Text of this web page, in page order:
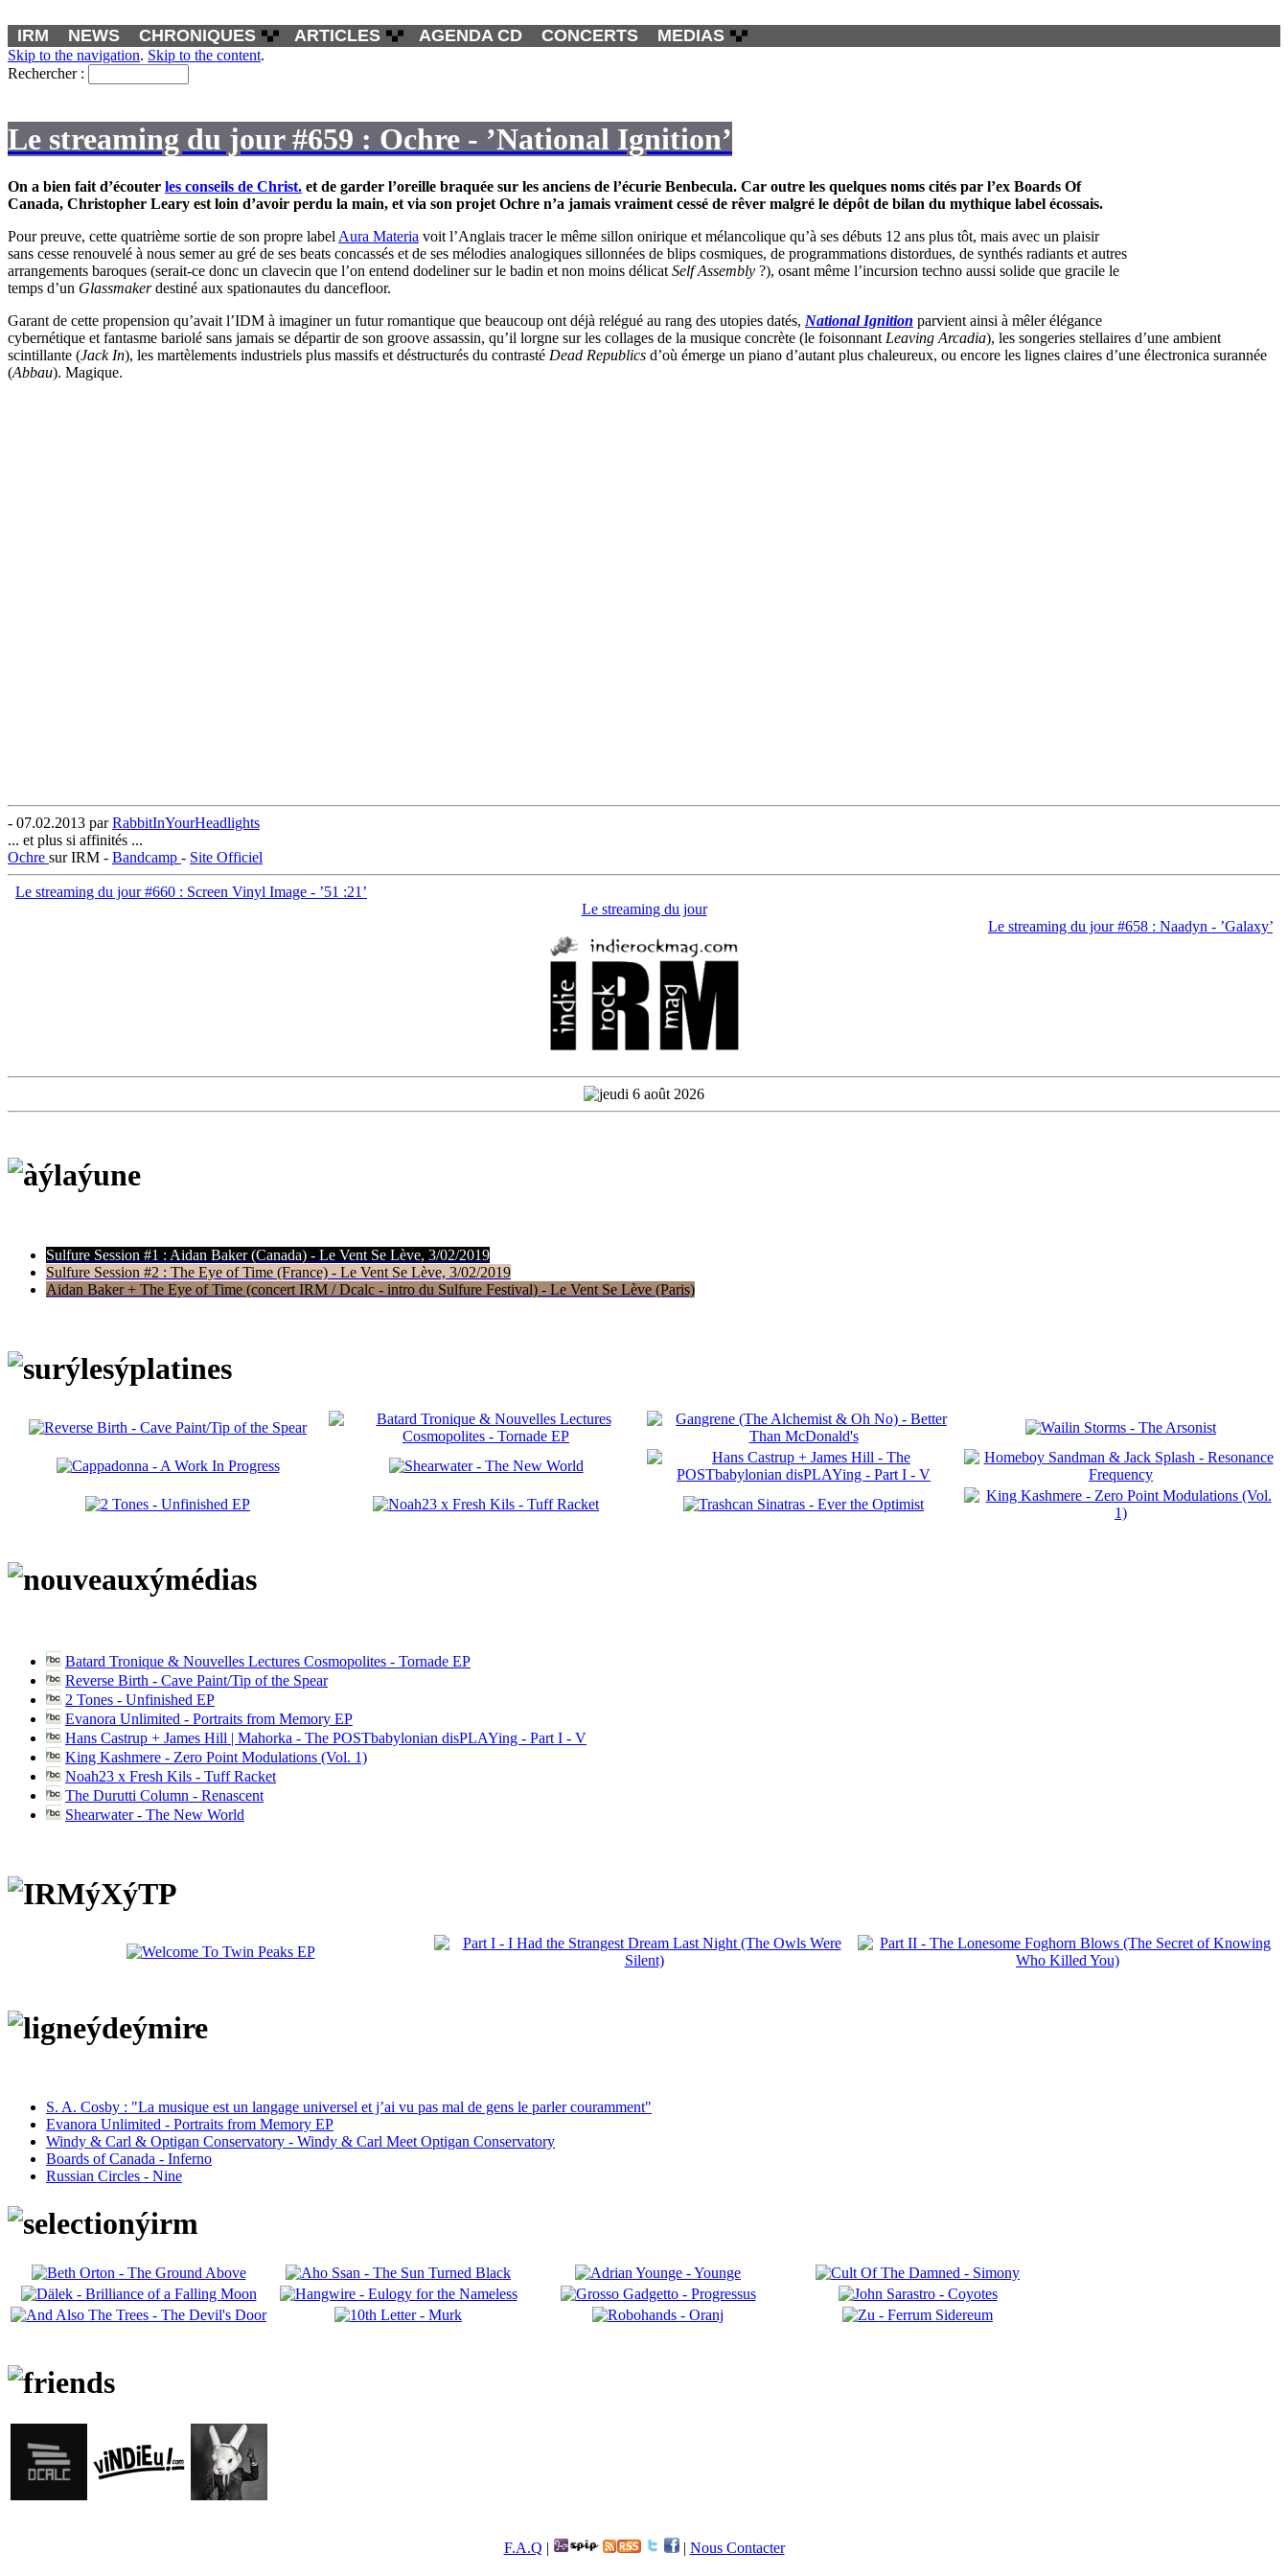
IRM NEWS CHRONIQUES ARTICLES AGENDA CD CONCERTS MEDIAS
Skip to the navigation. Skip to the content.
Rechercher :
Le streaming du jour #659 : Ochre - ’National Ignition’
On a bien fait d’écouter les conseils de Christ. et de garder l’oreille braquée sur les anciens de l’écurie Benbecula. Car outre les quelques noms cités par l’ex Boards Of
Canada, Christopher Leary est loin d’avoir perdu la main, et via son projet Ochre n’a jamais vraiment cessé de rêver malgré le dépôt de bilan du mythique label écossais.
Pour preuve, cette quatrième sortie de son propre label Aura Materia voit l’Anglais tracer le même sillon onirique et mélancolique qu’à ses débuts 12 ans plus tôt, mais avec un plaisir
sans cesse renouvelé à nous semer au gré de ses beats concassés et de ses mélodies analogiques sillonnées de blips cosmiques, de programmations distordues, de synthés radiants et autres
arrangements baroques (serait-ce donc un clavecin que l’on entend dodeliner sur le badin et non moins délicat Self Assembly ?), osant même l’incursion techno aussi solide que gracile le
temps d’un Glassmakerdestiné aux spationautes du dancefloor.
Garant de cette propension qu’avait l’IDM à imaginer un futur romantique que beaucoup ont déjà relégué au rang des utopies datés, National Ignition parvient ainsi à mêler élégance
cybernétique et fantasme bariolé sans jamais se départir de son groove assassin, qu’il lorgne sur les collages de la musique concrète (le foisonnant Leaving Arcadia), les songeries stellaires d’une ambient
scintillante (Jack In), les martèlements industriels plus massifs et déstructurés du contrasté Dead Republics d’où émerge un piano d’autant plus chaleureux, ou encore les lignes claires d’une électronica surannée
(Abbau). Magique.
- 07.02.2013 parRabbitInYourHeadlights
... et plus si affinités ...
Ochre sur IRM - Bandcamp - Site Officiel
Le streaming du jour #660 : Screen Vinyl Image - ’51​ :​21’
Le streaming du jour
Le streaming du jour #658 : Naadyn - ’Galaxy’
Sulfure Session #1 : Aidan Baker (Canada) - Le Vent Se Lève, 3/02/2019
Sulfure Session #2 : The Eye of Time (France) - Le Vent Se Lève, 3/02/2019
Aidan Baker + The Eye of Time (concert IRM / Dcalc - intro du Sulfure Festival) - Le Vent Se Lève (Paris)
Batard Tronique & Nouvelles Lectures Cosmopolites - Tornade EP
Reverse Birth - Cave Paint/Tip of the Spear
2 Tones - Unfinished EP
Evanora Unlimited - Portraits from Memory EP
Hans Castrup + James Hill | Mahorka - The POSTbabylonian disPLAYing - Part I - V
King Kashmere - Zero Point Modulations (Vol. 1)
Noah23 x Fresh Kils - Tuff Racket
The Durutti Column - Renascent
Shearwater - The New World
S. A. Cosby : "La musique est un langage universel et j’ai vu pas mal de gens le parler couramment"
Evanora Unlimited - Portraits from Memory EP
Windy & Carl & Optigan Conservatory - Windy & Carl Meet Optigan Conservatory
Boards of Canada - Inferno
Russian Circles - Nine
F.A.Q | | Nous Contacter